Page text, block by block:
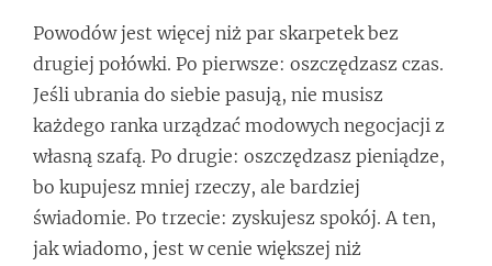
Powodów jest więcej niż par skarpetek bez
drugiej połówki. Po pierwsze: oszczędzasz czas.
Jeśli ubrania do siebie pasują, nie musisz
każdego ranka urządzać modowych negocjacji z
własną szafą. Po drugie: oszczędzasz pieniądze,
bo kupujesz mniej rzeczy, ale bardziej
świadomie. Po trzecie: zyskujesz spokój. A ten,
jak wiadomo, jest w cenie większej niż